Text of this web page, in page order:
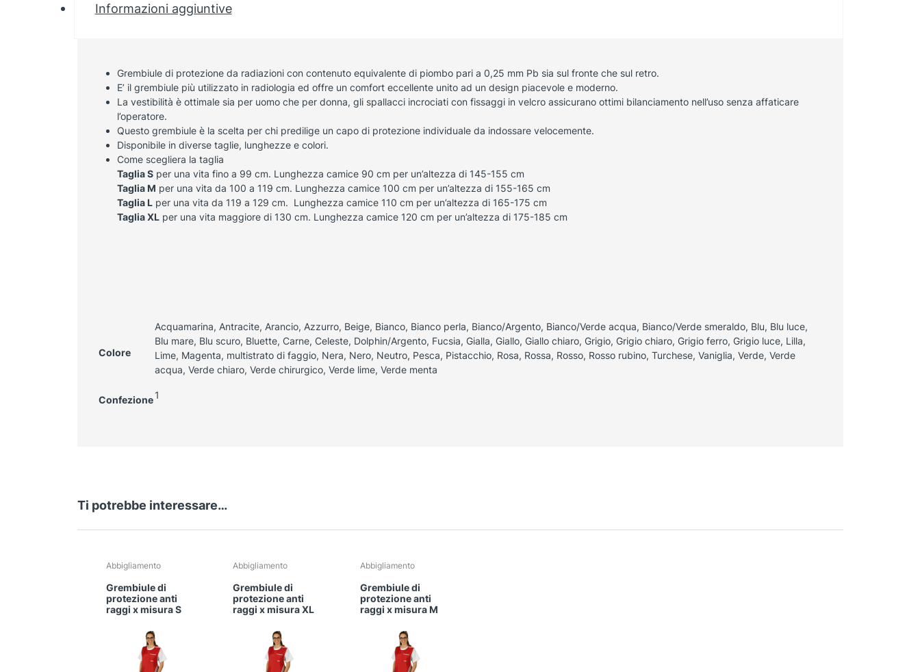
Informazioni aggiuntive
Grembiule di protezione da radiazioni con contenuto equivalente di piombo pari a 0,25 mm Pb sia sul fronte che sul retro.
E’ il grembiule più utilizzato in radiologia ed offre un comfort eccellente unito ad un design piacevole e moderno.
La vestibilità è ottimale sia per uomo che per donna, gli spallacci incrociati con fissaggi in velcro assicurano ottimi bilanciamento nell’uso senza affaticare
l’operatore.
Questo grembiule è la scelta per chi predilige un capo di protezione individuale da indossare velocemente.
Disponibile in diverse taglie, lunghezze e colori.
Come scegliera la taglia
Taglia Sper una vita fino a 99 cm. Lunghezza camice 90 cm per un’altezza di 145-155 cm
Taglia M per una vita da 100 a 119 cm. Lunghezza camice 100 cm per un’altezza di 155-165 cm
Taglia Lper una vita da 119 a 129 cm. Lunghezza camice 110 cm per un’altezza di 165-175 cm
Taglia XLper una vita maggiore di 130 cm. Lunghezza camice 120 cm per un’altezza di 175-185 cm
Colore
Acquamarina, Antracite, Arancio, Azzurro, Beige, Bianco, Bianco perla, Bianco/Argento, Bianco/Verde acqua, Bianco/Verde smeraldo, Blu, Blu luce,
Blu mare, Blu scuro, Bluette, Carne, Celeste, Dolphin/Argento, Fucsia, Gialla, Giallo, Giallo chiaro, Grigio, Grigio chiaro, Grigio ferro, Grigio luce, Lilla,
Lime, Magenta, multistrato di faggio, Nera, Nero, Neutro, Pesca, Pistacchio, Rosa, Rossa, Rosso, Rosso rubino, Turchese, Vaniglia, Verde, Verde
acqua, Verde chiaro, Verde chirurgico, Verde lime, Verde menta
Confezione 1
Ti potrebbe interessare…
Abbigliamento
Grembiule di
protezione anti
raggi x misura S
Questo
ha
più
possono
Abbigliamento
Grembiule di
protezione anti
raggi x misura XL
Questo
ha
più
possono
Abbigliamento
Grembiule di
protezione anti
raggi x misura M
Questo
ha
più
possono